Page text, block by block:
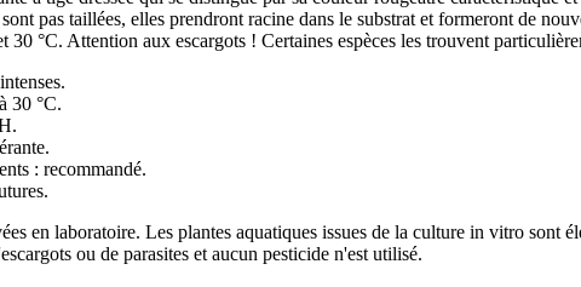
pas taillées, elles prendront racine dans le substrat et formeront de
30 °C. Attention aux escargots ! Certaines espèces les trouvent
30 °C.
: recommandé.
en laboratoire. Les plantes aquatiques issues de la culture in vitro sont
ou de parasites et aucun pesticide n'est utilisé.